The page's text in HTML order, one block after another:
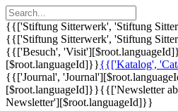
{{['Stiftung Sitterwerk', 'Stiftung
{{['Stiftung Sitterwerk', 'Stiftung
{{['Besuch',
[$root.languageId]}}{{['Katalog',
{{['Journal',
[$root.languageId]}}{{['Newsletter
Newsletter'][$root.languageId]}}